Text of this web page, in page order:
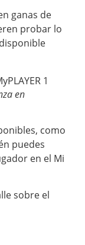
ganas de
probar lo
en
como
puedes
en el Mi
sobre el